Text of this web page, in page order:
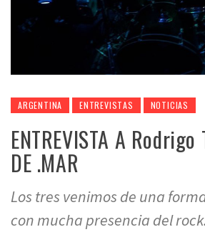
ARGENTINA ENTREVISTAS NOTICIAS
ENTREVISTA A
DE .MAR
Los tres venimos de una
con mucha presencia del